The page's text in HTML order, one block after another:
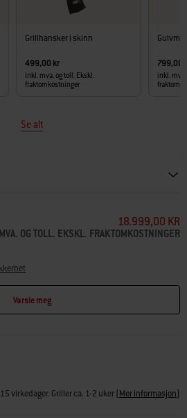
Grillhansker i skinn
499,00 kr
inkl. mva. og toll. Ekskl.
fraktomkostninger
799,00
inkl.
Se alt
18.999,00 KR
OG TOLL. EKSKL. FRAKTOMKOSTNINGER
Varsle meg
virkedager. Griller ca. 1-2 uker(Mer informasjon)